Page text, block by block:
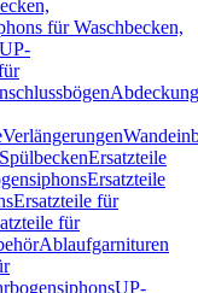
für Waschbecken,
Verlängerungen
Ersatzteile
Ersatzteile
Ersatzteile für
für
Ablaufgarnituren
UP-